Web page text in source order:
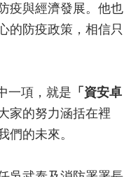
疫與經濟發展。他也
的防疫政策，相信只
一項，就是 「資安卓
家的努力涵括在裡
們的未來。